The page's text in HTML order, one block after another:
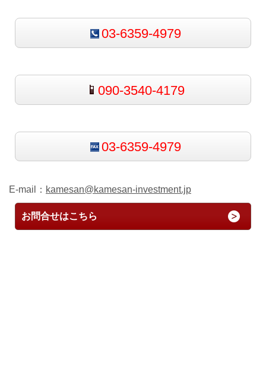
03-6359-4979
090-3540-4179
03-6359-4979
E-mail： kamesan@kamesan-investment.jp
お問合せはこちら